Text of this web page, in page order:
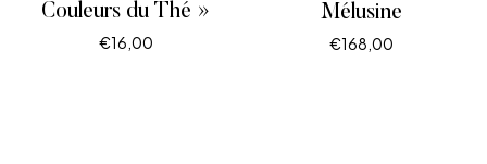
Couleurs du Thé »
€16,00
Mélusine
€168,00